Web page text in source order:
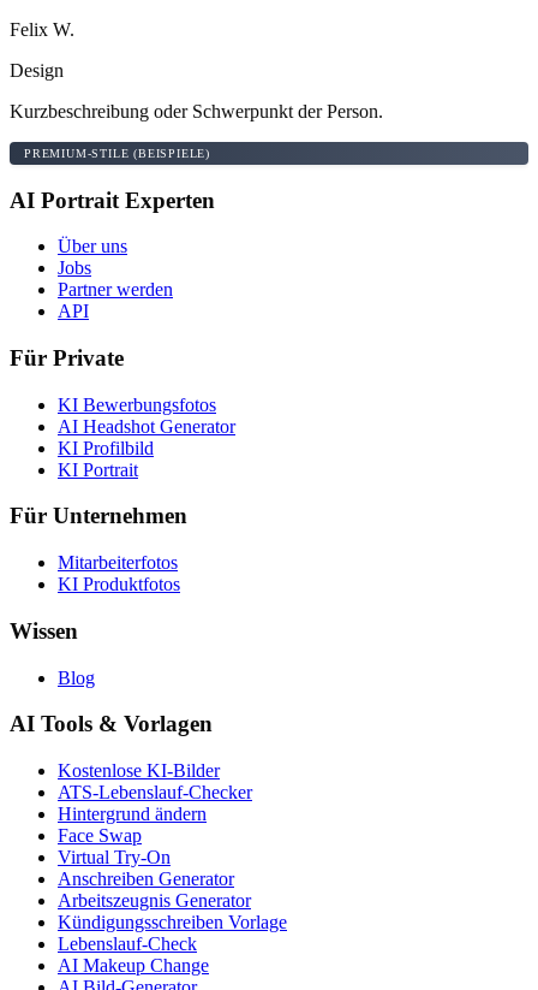
Felix W.
Design
Kurzbeschreibung oder Schwerpunkt der Person.
PREMIUM-STILE (BEISPIELE)
AI Portrait Experten
Über uns
Jobs
Partner werden
API
Für Private
KI Bewerbungsfotos
AI Headshot Generator
KI Profilbild
KI Portrait
Für Unternehmen
Mitarbeiterfotos
KI Produktfotos
Wissen
Blog
AI Tools & Vorlagen
Kostenlose KI-Bilder
ATS-Lebenslauf-Checker
Hintergrund ändern
Face Swap
Virtual Try-On
Anschreiben Generator
Arbeitszeugnis Generator
Kündigungsschreiben Vorlage
Lebenslauf-Check
AI Makeup Change